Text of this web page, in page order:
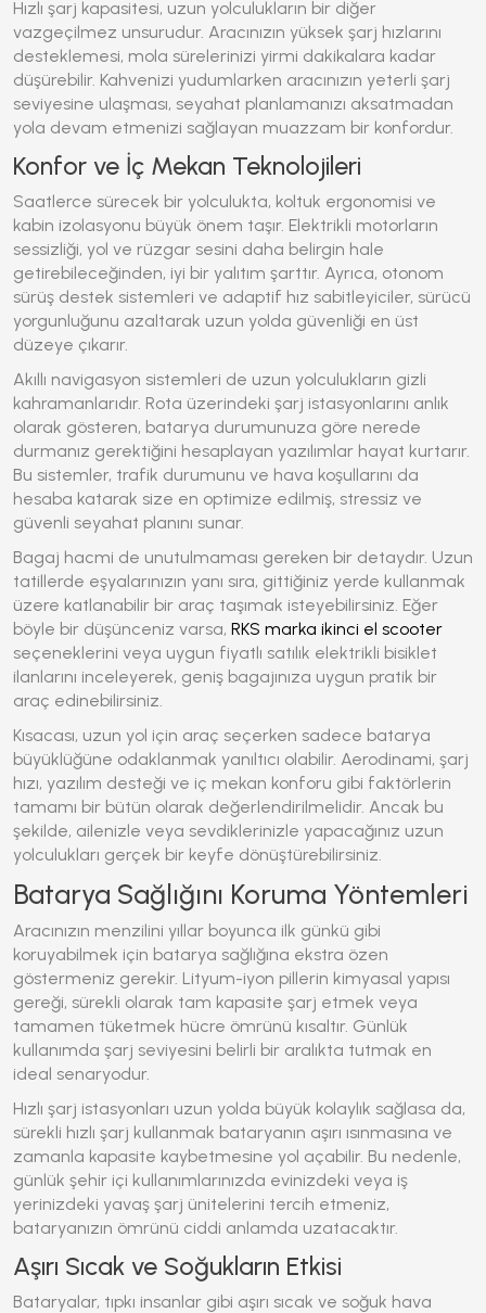
Hızlı şarj kapasitesi, uzun yolculukların bir diğer
vazgeçilmez unsurudur. Aracınızın yüksek şarj hızlarını
desteklemesi, mola sürelerinizi yirmi dakikalara kadar
düşürebilir. Kahvenizi yudumlarken aracınızın yeterli şarj
seviyesine ulaşması, seyahat planlamanızı aksatmadan
yola devam etmenizi sağlayan muazzam bir konfordur.
Konfor ve İç Mekan Teknolojileri
Saatlerce sürecek bir yolculukta, koltuk ergonomisi ve
kabin izolasyonu büyük önem taşır. Elektrikli motorların
sessizliği, yol ve rüzgar sesini daha belirgin hale
getirebileceğinden, iyi bir yalıtım şarttır. Ayrıca, otonom
sürüş destek sistemleri ve adaptif hız sabitleyiciler, sürücü
yorgunluğunu azaltarak uzun yolda güvenliği en üst
düzeye çıkarır.
Akıllı navigasyon sistemleri de uzun yolculukların gizli
kahramanlarıdır. Rota üzerindeki şarj istasyonlarını anlık
olarak gösteren, batarya durumunuza göre nerede
durmanız gerektiğini hesaplayan yazılımlar hayat kurtarır.
Bu sistemler, trafik durumunu ve hava koşullarını da
hesaba katarak size en optimize edilmiş, stressiz ve
güvenli seyahat planını sunar.
Bagaj hacmi de unutulmaması gereken bir detaydır. Uzun
tatillerde eşyalarınızın yanı sıra, gittiğiniz yerde kullanmak
üzere katlanabilir bir araç taşımak isteyebilirsiniz. Eğer
böyle bir düşünceniz varsa, RKS marka ikinci el scooter
seçeneklerini veya uygun fiyatlı satılık elektrikli bisiklet
ilanlarını inceleyerek, geniş bagajınıza uygun pratik bir
araç edinebilirsiniz.
Kısacası, uzun yol için araç seçerken sadece batarya
büyüklüğüne odaklanmak yanıltıcı olabilir. Aerodinami, şarj
hızı, yazılım desteği ve iç mekan konforu gibi faktörlerin
tamamı bir bütün olarak değerlendirilmelidir. Ancak bu
şekilde, ailenizle veya sevdiklerinizle yapacağınız uzun
yolculukları gerçek bir keyfe dönüştürebilirsiniz.
Batarya Sağlığını Koruma Yöntemleri
Aracınızın menzilini yıllar boyunca ilk günkü gibi
koruyabilmek için batarya sağlığına ekstra özen
göstermeniz gerekir. Lityum-iyon pillerin kimyasal yapısı
gereği, sürekli olarak tam kapasite şarj etmek veya
tamamen tüketmek hücre ömrünü kısaltır. Günlük
kullanımda şarj seviyesini belirli bir aralıkta tutmak en
ideal senaryodur.
Hızlı şarj istasyonları uzun yolda büyük kolaylık sağlasa da,
sürekli hızlı şarj kullanmak bataryanın aşırı ısınmasına ve
zamanla kapasite kaybetmesine yol açabilir. Bu nedenle,
günlük şehir içi kullanımlarınızda evinizdeki veya iş
yerinizdeki yavaş şarj ünitelerini tercih etmeniz,
bataryanızın ömrünü ciddi anlamda uzatacaktır.
Aşırı Sıcak ve Soğukların Etkisi
Bataryalar, tıpkı insanlar gibi aşırı sıcak ve soğuk hava